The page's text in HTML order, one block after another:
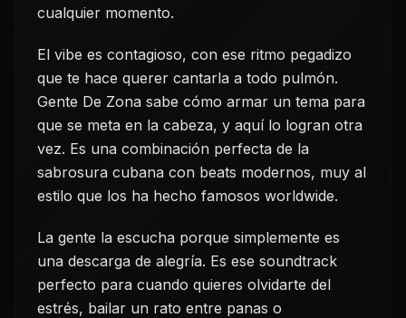
cualquier momento.
El vibe es contagioso, con ese ritmo pegadizo
que te hace querer cantarla a todo pulmón.
Gente De Zona sabe cómo armar un tema para
que se meta en la cabeza, y aquí lo logran otra
vez. Es una combinación perfecta de la
sabrosura cubana con beats modernos, muy al
estilo que los ha hecho famosos worldwide.
La gente la escucha porque simplemente es
una descarga de alegría. Es ese soundtrack
perfecto para cuando quieres olvidarte del
estrés, bailar un rato entre panas o